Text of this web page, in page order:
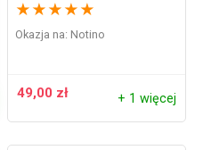
★ ★ ★ ★ ★
Okazja na: Notino
49,00 zł + 1 więcej